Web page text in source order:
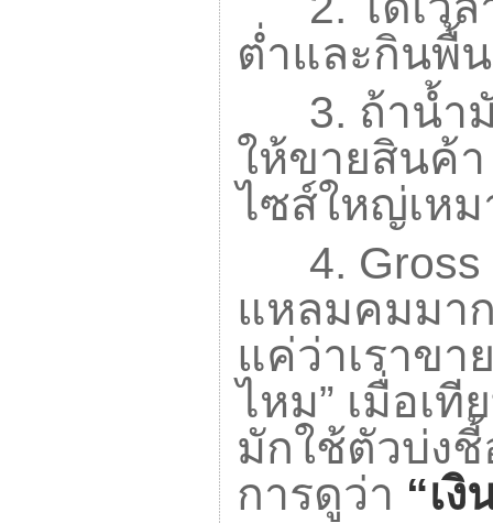
ต่ำและกินพื้
3. ถ้าน้ำ
ให้ขายสินค้
ไซส์ใหญ่เห
4. Gross
แหลมคมมา
แค่ว่าเราขา
ไหม” เมื่อเ
มักใช้ตัวบ่ง
การดูว่า “เ